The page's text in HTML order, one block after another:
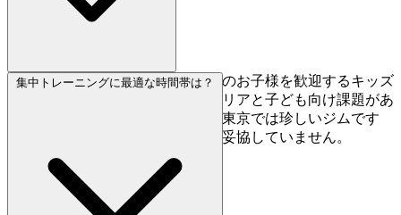
もちろんです。SPIDERは5歳からのお子様を歓迎するキッズ
フレンドリーなジムで、キッズエリアと子ども向け課題があ
ります。ファミリーが歓迎される東京では珍しいジムです
が、大人向けクライミングの質は妥協していません。
集中トレーニングに最適な時間帯は？